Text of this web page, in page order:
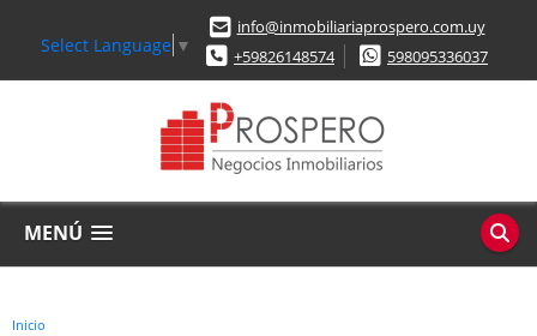
Select Language ▼
info@inmobiliariaprospero.com.uy
+59826148574
598095336037
MENÚ
Inicio